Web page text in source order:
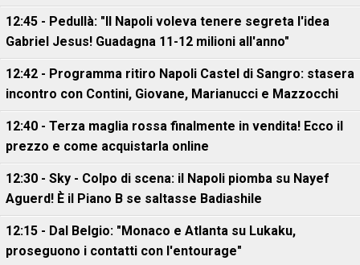
12:45 - Pedullà: "Il Napoli voleva tenere segreta l'idea
Gabriel Jesus! Guadagna 11-12 milioni all'anno"
12:42 - Programma ritiro Napoli Castel di Sangro: stasera
incontro con Contini, Giovane, Marianucci e Mazzocchi
12:40 - Terza maglia rossa finalmente in vendita! Ecco il
prezzo e come acquistarla online
12:30 - Sky - Colpo di scena: il Napoli piomba su Nayef
Aguerd! È il Piano B se saltasse Badiashile
12:15 - Dal Belgio: "Monaco e Atlanta su Lukaku,
proseguono i contatti con l'entourage"